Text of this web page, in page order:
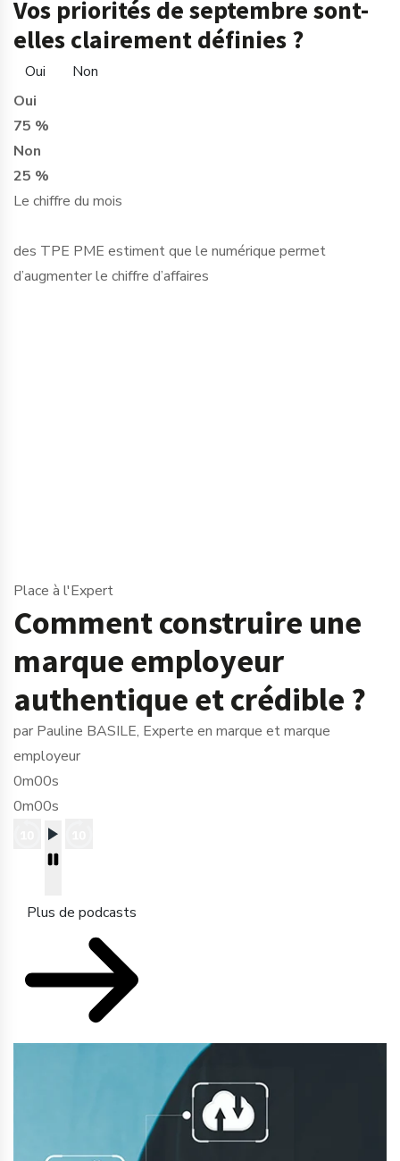
Vos priorités de septembre sont-
elles clairement définies ?
Oui
Non
Oui
75 %
Non
25 %
Le chiffre du mois
des TPE PME estiment que le numérique permet
d’augmenter le chiffre d’affaires
Place à l'Expert
Comment construire une
marque employeur
authentique et crédible ?
par Pauline BASILE, Experte en marque et marque
employeur
0m00s
0m00s
Plus de podcasts